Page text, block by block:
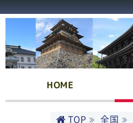
HOME
TOP 全国